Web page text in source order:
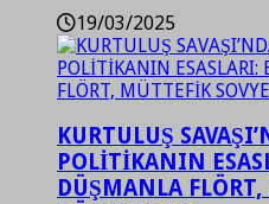
19/03/2025
KURTULUŞ
POLİTİKANIN
DÜŞMANLA